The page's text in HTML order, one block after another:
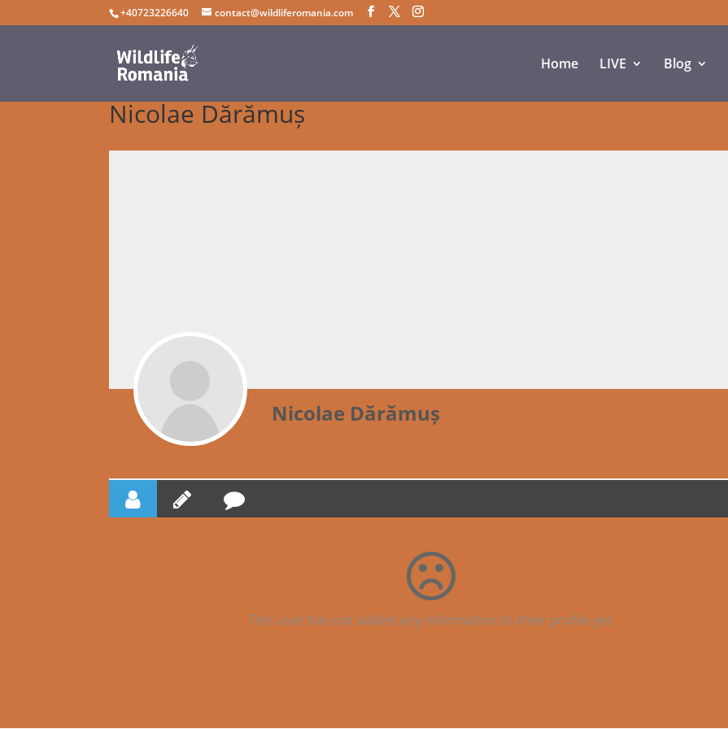
+40723226640 contact@wildliferomania.com
Home LIVE Blog
Nicolae Dărămuș
Nicolae Dărămuș
This user has not added any information to their profile yet.